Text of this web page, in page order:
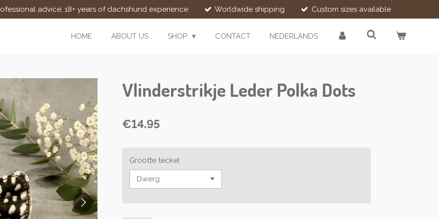
advice, 18+ years of dachshund experience Worldwide shipping Custom sizes available
HOME ABOUT US SHOP CONTACT NEDERLANDS
Vlinderstrikje Leder Polka Dots
€14.95
Grootte teckel